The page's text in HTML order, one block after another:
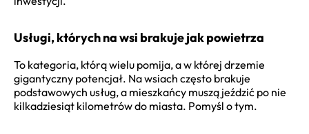
Usługi, których na wsi brakuje jak powietrza
To kategoria, którą wielu pomija, a w której drzemie
gigantyczny potencjał. Na wsiach często brakuje
podstawowych usług, a mieszkańcy muszą jeździć po nie
kilkadziesiąt kilometrów do miasta. Pomyśl o tym.